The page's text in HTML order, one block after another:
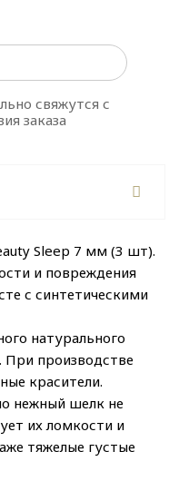
свяжутся с
заказа
Sleep 7 мм (3 шт).
и повреждения
с синтетическими
натурального
производстве
красители.
нежный шелк не
их ломкости и
тяжелые густые